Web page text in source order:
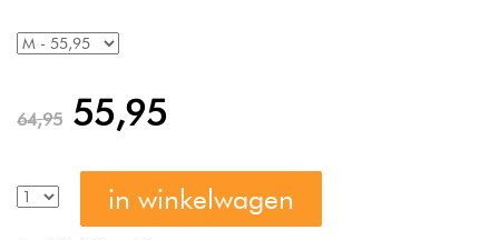
64,95 55,95
in winkelwagen